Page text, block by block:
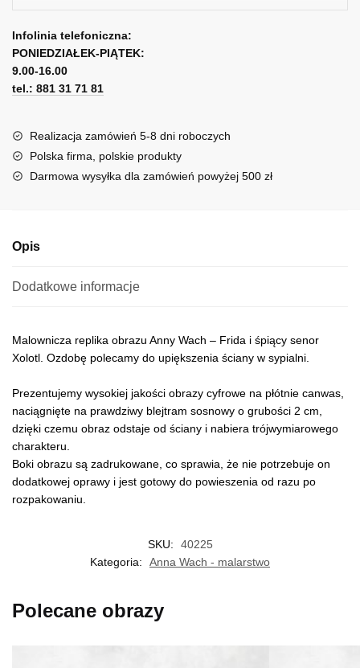
Fridy
i
Xolotla
Infolinia telefoniczna:
PONIEDZIAŁEK-PIĄTEK:
9.00-16.00
tel.: 881 31 71 81
Realizacja zamówień 5-8 dni roboczych
Polska firma, polskie produkty
Darmowa wysyłka dla zamówień powyżej 500 zł
Opis
Dodatkowe informacje
Malownicza replika obrazu Anny Wach – Frida i śpiący senor
Xolotl. Ozdobę polecamy do upiększenia ściany w sypialni.
Prezentujemy wysokiej jakości obrazy cyfrowe na płótnie canwas,
naciągnięte na prawdziwy blejtram sosnowy o grubości 2 cm,
dzięki czemu obraz odstaje od ściany i nabiera trójwymiarowego
charakteru.
Boki obrazu są zadrukowane, co sprawia, że nie potrzebuje on
dodatkowej oprawy i jest gotowy do powieszenia od razu po
rozpakowaniu.
SKU:
40225
Kategoria:
Anna Wach - malarstwo
Polecane obrazy